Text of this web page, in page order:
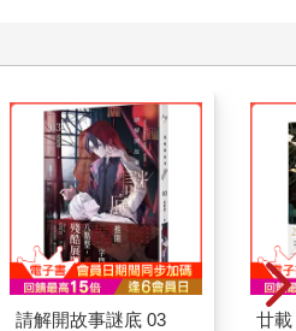
請解開故事謎底 03
廿